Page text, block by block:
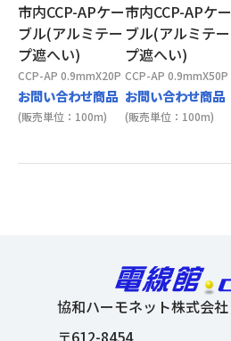
市内CCP-APケー
ブル(アルミテー
プ遮へい)
CCP-AP 0.9mmX20P
お問い合わせ商品
(販売単位：100m)
市内CCP-APケー
ブル(アルミテー
プ遮へい)
CCP-AP 0.9mmX50P
お問い合わせ商品
(販売単位：100m)
協和ハーモネット株式会社
〒612-8454